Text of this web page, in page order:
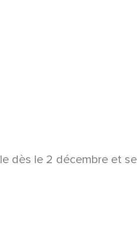
dès le 2 décembre et